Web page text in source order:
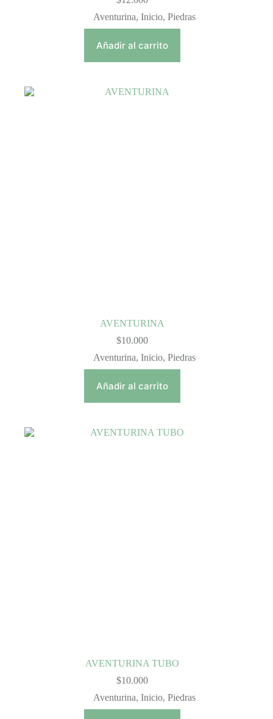
Aventurina,Inicio,Piedras
Añadir al carrito
AVENTURINA
$10.000
Aventurina,Inicio,Piedras
Añadir al carrito
AVENTURINA TUBO
$10.000
Aventurina,Inicio,Piedras